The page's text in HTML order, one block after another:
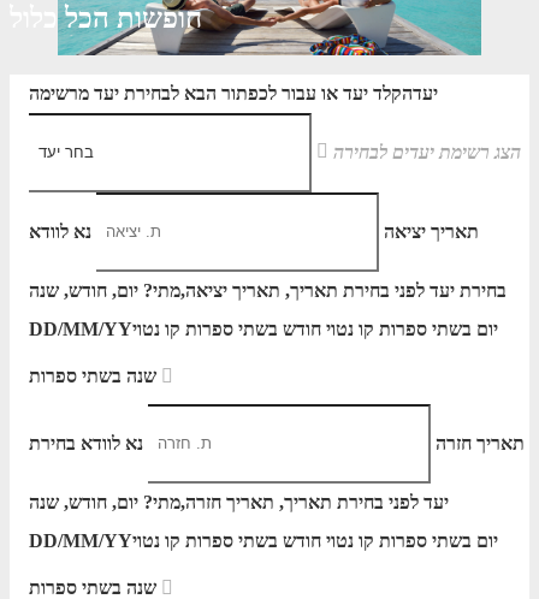
חופשות הכל כלול
יעדהקלד יעד או עבור לכפתור הבא לבחירת יעד מרשימה
הצג רשימת יעדים לבחירה
תאריך יציאה נא לוודא
בחירת יעד לפני בחירת תאריך, תאריך יציאה,מתי? יום, חודש, שנה
DD/MM/YYיום בשתי ספרות קו נטוי חודש בשתי ספרות קו נטוי
תאריך חזרה נא לוודא בחירת
יעד לפני בחירת תאריך, תאריך חזרה,מתי? יום, חודש, שנה
DD/MM/YYיום בשתי ספרות קו נטוי חודש בשתי ספרות קו נטוי